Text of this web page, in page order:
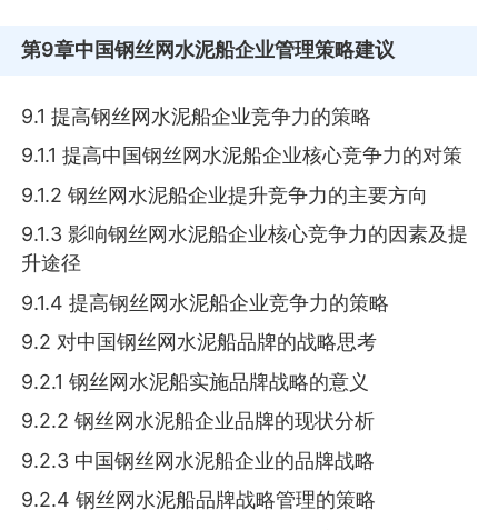
第9章中国钢丝网水泥船企业管理策略建议
9.1 提高钢丝网水泥船企业竞争力的策略
9.1.1 提高中国钢丝网水泥船企业核心竞争力的对策
9.1.2 钢丝网水泥船企业提升竞争力的主要方向
9.1.3 影响钢丝网水泥船企业核心竞争力的因素及提
升途径
9.1.4 提高钢丝网水泥船企业竞争力的策略
9.2 对中国钢丝网水泥船品牌的战略思考
9.2.1 钢丝网水泥船实施品牌战略的意义
9.2.2 钢丝网水泥船企业品牌的现状分析
9.2.3 中国钢丝网水泥船企业的品牌战略
9.2.4 钢丝网水泥船品牌战略管理的策略